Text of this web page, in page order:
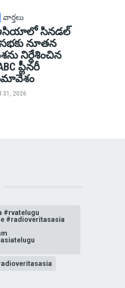
వార్తలు
సినడల్
నూతన
నిర్దేశించిన
ప్లీనరీ
31, 2026
#rvatelugu
#radioveritasasia